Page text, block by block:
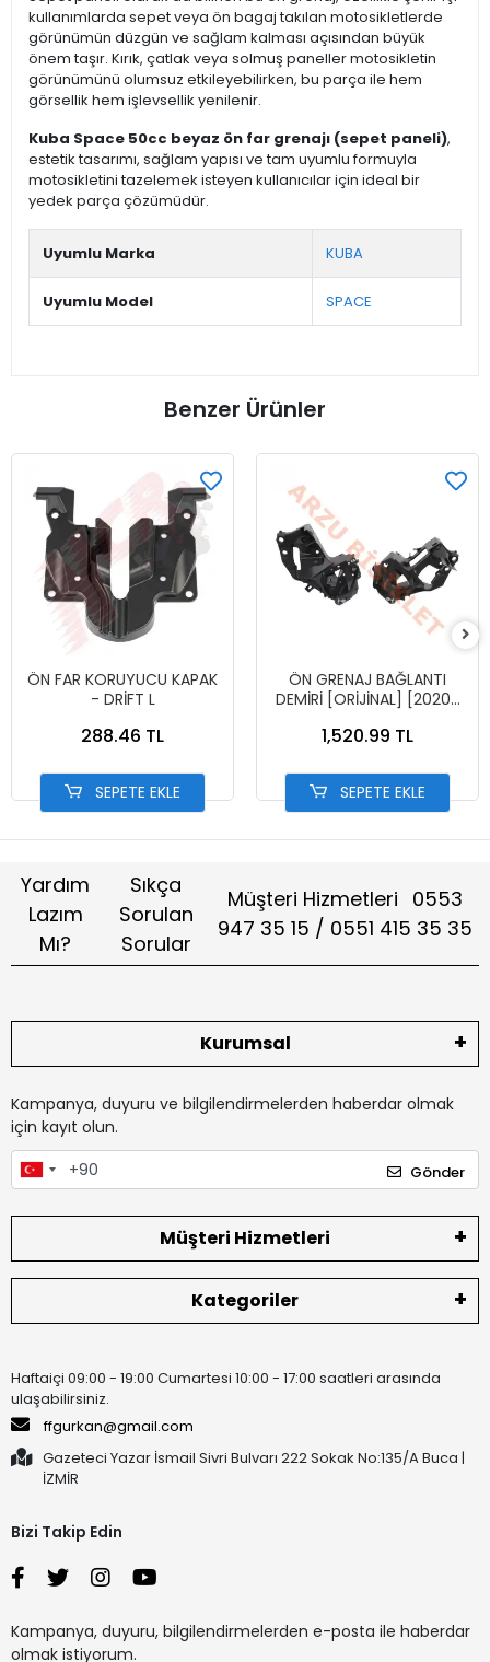
kullanımlarda sepet veya ön bagaj takılan motosikletlerde
görünümün düzgün ve sağlam kalması açısından büyük
önem taşır. Kırık, çatlak veya solmuş paneller motosikletin
görünümünü olumsuz etkileyebilirken, bu parça ile hem
görsellik hem işlevsellik yenilenir.
Kuba Space 50cc beyaz ön far grenajı (sepet paneli),
estetik tasarımı, sağlam yapısı ve tam uyumlu formuyla
motosikletini tazelemek isteyen kullanıcılar için ideal bir
yedek parça çözümüdür.
Uyumlu Marka KUBA
Uyumlu Model SPACE
Benzer Ürünler
ÖN FAR KORUYUCU KAPAK
- DRİFT L
288.46 TL
SEPETE EKLE
ÖN GRENAJ BAĞLANTI
DEMİRİ [ORİJİNAL] [2020-
1,520.99 TL
SEPETE EKLE
Yardım
Lazım
Mı?
Sıkça
Sorulan
Sorular
Müşteri Hizmetleri 0553
947 35 15 / 0551 415 35 35
Kurumsal
Kampanya, duyuru ve bilgilendirmelerden haberdar olmak
için kayıt olun.
Gönder
Müşteri Hizmetleri
Kategoriler
Haftaiçi 09:00 - 19:00 Cumartesi 10:00 - 17:00 saatleri arasında
ulaşabilirsiniz.
ffgurkan@gmail.com
Gazeteci Yazar İsmail Sivri Bulvarı 222 Sokak No:135/A Buca |
İZMİR
Bizi Takip Edin
Kampanya, duyuru, bilgilendirmelerden e-posta ile haberdar
olmak istiyorum.